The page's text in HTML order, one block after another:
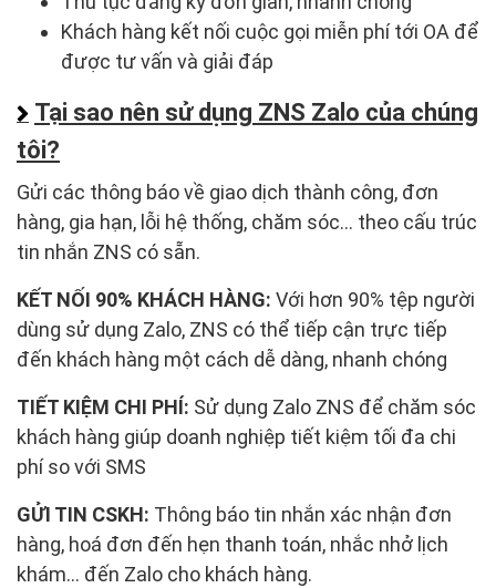
Khách hàng kết nối cuộc gọi miễn phí tới OA để
được tư vấn và giải đáp
Tại sao nên sử dụng ZNS Zalo của chúng
tôi?
Gửi các thông báo về giao dịch thành công, đơn
hàng, gia hạn, lỗi hệ thống, chăm sóc… theo cấu trúc
tin nhắn ZNS có sẵn.
KẾT NỐI 90% KHÁCH HÀNG: Với hơn 90% tệp người
dùng sử dụng Zalo, ZNS có thể tiếp cận trực tiếp
đến khách hàng một cách dễ dàng, nhanh chóng
TIẾT KIỆM CHI PHÍ: Sử dụng Zalo ZNS để chăm sóc
khách hàng giúp doanh nghiệp tiết kiệm tối đa chi
phí so với SMS
GỬI TIN CSKH: Thông báo tin nhắn xác nhận đơn
hàng, hoá đơn đến hẹn thanh toán, nhắc nhở lịch
khám… đến Zalo cho khách hàng.